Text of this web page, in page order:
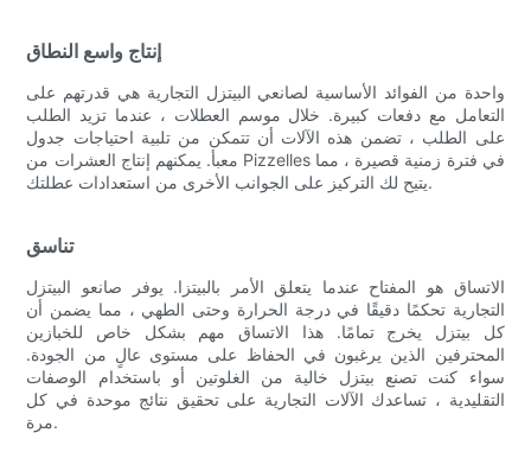
إنتاج واسع النطاق
واحدة من الفوائد الأساسية لصانعي البيتزل التجارية هي قدرتهم على
التعامل مع دفعات كبيرة. خلال موسم العطلات ، عندما تزيد الطلب
على الطلب ، تضمن هذه الآلات أن تتمكن من تلبية احتياجات جدول
معبأ. يمكنهم إنتاج العشرات من Pizzelles في فترة زمنية قصيرة ، مما
يتيح لك التركيز على الجوانب الأخرى من استعدادات عطلتك.
تناسق
الاتساق هو المفتاح عندما يتعلق الأمر بالبيتزا. يوفر صانعو البيتزل
التجارية تحكمًا دقيقًا في درجة الحرارة وحتى الطهي ، مما يضمن أن
كل بيتزل يخرج تمامًا. هذا الاتساق مهم بشكل خاص للخبازين
المحترفين الذين يرغبون في الحفاظ على مستوى عالٍ من الجودة.
سواء كنت تصنع بيتزل خالية من الغلوتين أو باستخدام الوصفات
التقليدية ، تساعدك الآلات التجارية على تحقيق نتائج موحدة في كل
مرة.